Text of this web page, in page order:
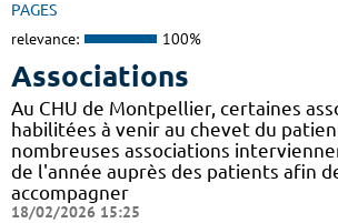
PAGES
relevance: 100%
Associations
Au CHU de Montpellier, certaines
habilitées à venir au chevet du
nombreuses associations
de l'année auprès des patients afin
accompagner
18/02/2026 15:25